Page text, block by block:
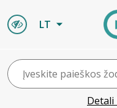
LT
Detali